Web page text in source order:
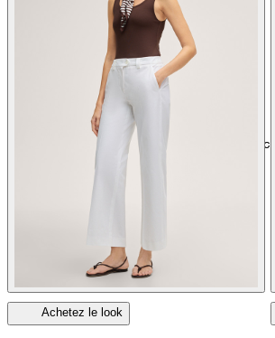
nettoyage à sec avec perchloréthylène, délicat
Achetez le look